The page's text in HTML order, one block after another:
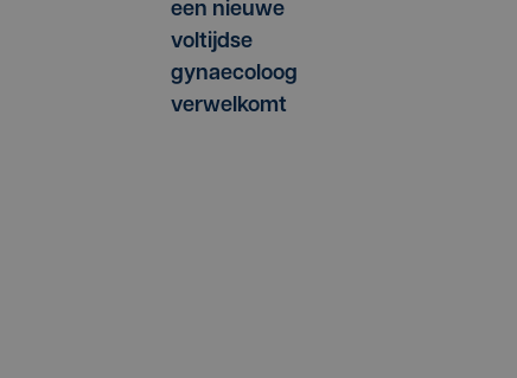
een nieuwe
voltijdse
gynaecoloog
verwelkomt